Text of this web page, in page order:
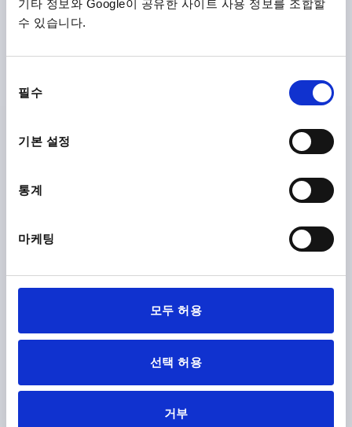
기타 정보와 Google이 공유한 사이트 사용 정보를 조합할
수 있습니다.
필수
기본 설정
통계
마케팅
모두 허용
선택 허용
거부
디스크 핸드휠 유사형 DIN950 D1=120 로케이팅홀 슬롯없
D2=14H7, 알루미늄, 그립 없음
주문 번호:
부가세 별도
세부 사항
K0163
디스크 핸드휠 유사형 DIN950 D1=160 로케이팅홀 슬롯없